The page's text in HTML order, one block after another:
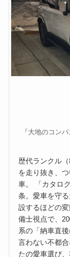
『大地のコン
歴代ランクル
を走り抜き、
車。 「カタロ
条。愛車を守
設するほどの
備士視点で、
系の「納車直
言わない不都
たの愛車選び